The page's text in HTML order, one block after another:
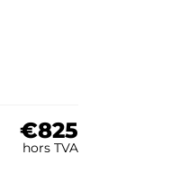
€825
hors TVA